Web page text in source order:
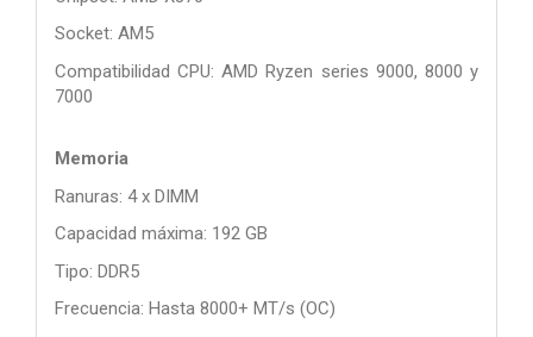
Socket: AM5
Compatibilidad CPU: AMD Ryzen series 9000, 8000 y
7000
Memoria
Ranuras: 4 x DIMM
Capacidad máxima: 192 GB
Tipo: DDR5
Frecuencia: Hasta 8000+ MT/s (OC)